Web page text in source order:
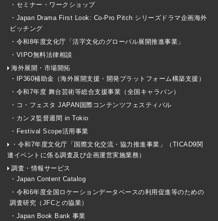
・セミナー・ワークショップ
・Japan Drama First Look: Co-Pro Pitch シリーズドラマ企画海外
ピッチング
・令和8年度文化庁「活字文化のグローバル展開推進事業」
・VIPO無料法律相談
海外展開・市場開拓
・IP360補助金（海外展開支援・開発プラットフォーム構築支援）
・令和7年度 舞台芸術等総合支援事業（全国キャラバン）
・コ・フェスタ JAPAN国際コンテンツフェスティバル
・カンヌ監督週間 in Tokio
・Festival Scope活用事業
・令和7年度文化庁「国際文化交流・協力推進事業」（TICAD9関
連イベントに係る調査及び企画運営実施業務）
調査・情報サービス
・Japan Content Catalog
・令和6年度全国ロケーションデータベースの利用促進等のための
調査研究（JFCとの協業）
・Japan Book Bank 事業